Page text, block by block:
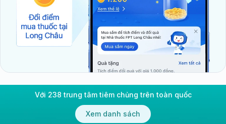
Với 238 trung tâm tiêm chủng trên toàn quốc
Xem danh sách